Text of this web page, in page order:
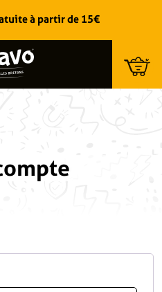
à partir de 15€